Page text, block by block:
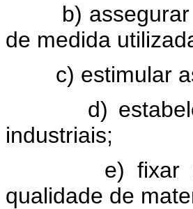
b) assegurar a
de medida
c) estimular as
d)
industriais;
e) fixar
qualidade de